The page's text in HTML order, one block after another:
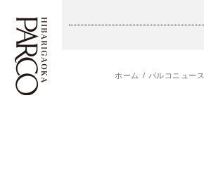
ホーム パルコニュース